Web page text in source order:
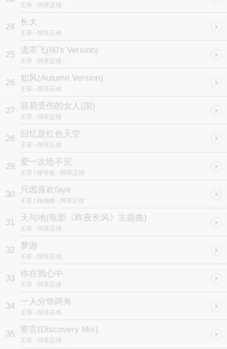
王菲 - 阿菲正传
24 长大
王菲 - 阿菲正传
25 流非飞(60's Version)
王菲 - 阿菲正传
26 如风(Autumn Version)
王菲 - 阿菲正传
27 容易受伤的女人(国)
王菲 - 阿菲正传
28 回忆是红色天空
王菲 - 阿菲正传
29 爱一次给不完
王菲 / 张学友 - 阿菲正传
30 只因喜欢faye
王菲 / 林海峰 - 阿菲正传
31 天与地(电影《昨夜长风》主题曲)
王菲 - 阿菲正传
32 梦游
王菲 - 阿菲正传
33 你在我心中
王菲 - 阿菲正传
34 一人分饰两角
王菲 - 阿菲正传
35 誓言(Discovery Mix)
王菲 - 阿菲正传